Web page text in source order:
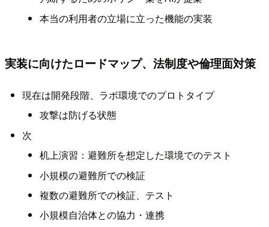
本当の利用者の立場に立った機能の実装
実装に向けたロードマップ、法制度や倫理面対策
現在は開発段階、ラボ環境でのプロトタイプ
攻撃は防げる状態
次
机上演習：避難所を想定した環境でのテスト
小規模の避難所での検証
複数の避難所での検証、テスト
小規模自治体との協力・連携